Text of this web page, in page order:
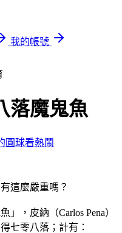
我的帳號
落魔鬼魚
圓球看熱鬧
這麼嚴重嗎？
，皮納（Carlos Pena）
七零八落；計有：